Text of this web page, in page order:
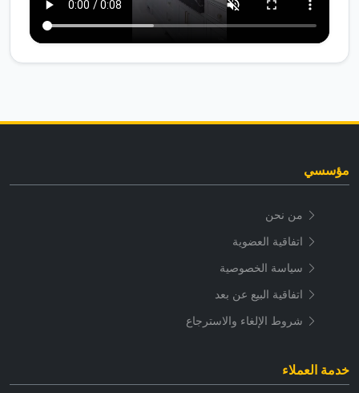
مؤسسي
من نحن
اتفاقية العضوية
سياسة الخصوصية
اتفاقية البيع عن بعد
شروط الإلغاء والاسترجاع
خدمة العملاء